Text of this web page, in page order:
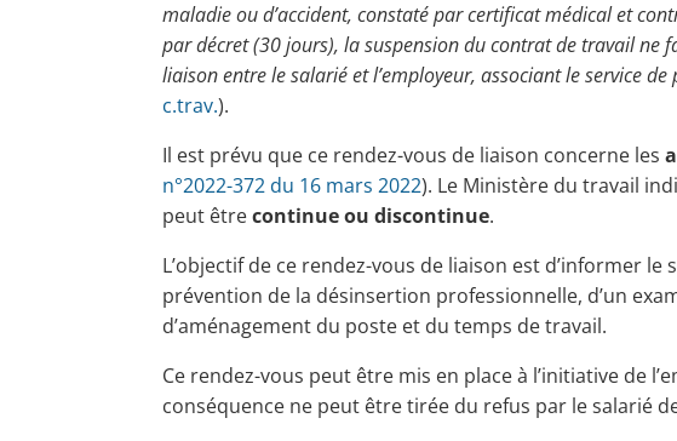
maladie ou d’accident, constaté par certificat médical et
par décret (30 jours), la suspension du contrat de travail ne
liaison entre le salarié et l’employeur, associant le service
c.trav.).
Il est prévu que ce rendez-vous de liaison concerne les
n°2022-372 du 16 mars 2022). Le Ministère du travail
peut êtrecontinue ou discontinue.
L’objectif de ce rendez-vous de liaison est d’informer
prévention de la désinsertion professionnelle, d’un
d’aménagement du poste et du temps de travail.
Ce rendez-vous peut être mis en place à l’initiative de
conséquence ne peut être tirée du refus par le salarié